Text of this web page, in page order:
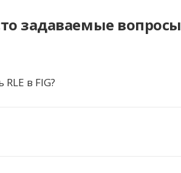
задаваемые вопросы
в FIG?